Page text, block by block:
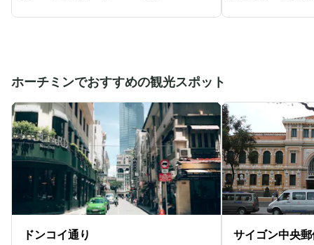
ホーチミンでおすすめの観光スポット
ドンコイ通り サイゴン中央